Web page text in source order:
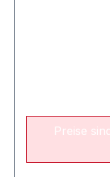
Preise